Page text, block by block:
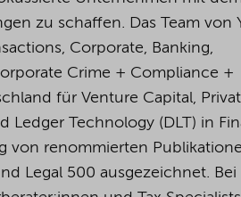
zu schaffen. Das Team von
Corporate, Banking,
Crime + Compliance +
für Venture Capital,
Technology (DLT) in
von renommierten
Legal 500 ausgezeichnet. Bei